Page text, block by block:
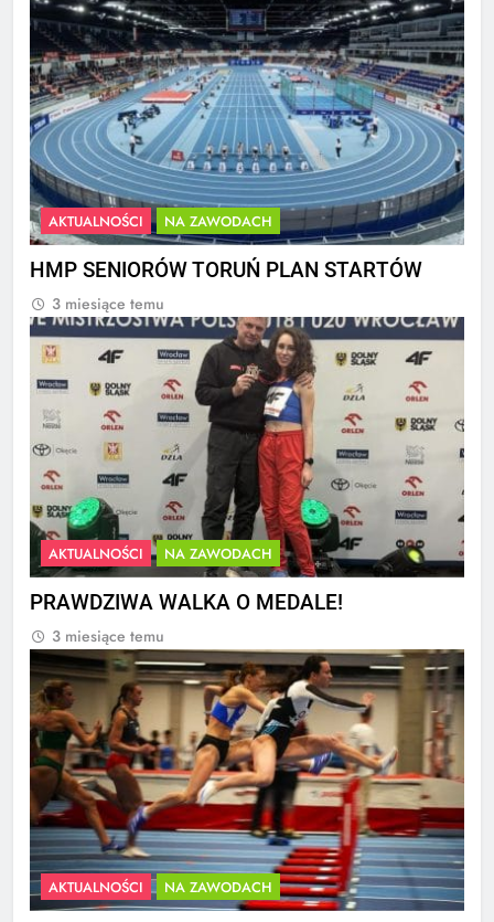
AKTUALNOŚCI NA ZAWODACH
HMP SENIORÓW TORUŃ PLAN STARTÓW
3 miesiące temu
AKTUALNOŚCI NA ZAWODACH
PRAWDZIWA WALKA O MEDALE!
3 miesiące temu
AKTUALNOŚCI NA ZAWODACH